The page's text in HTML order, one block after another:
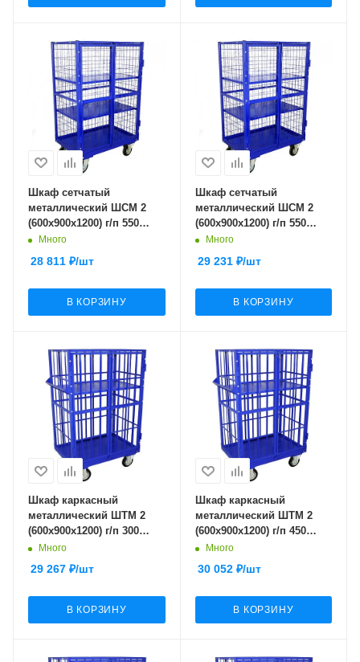
Шкаф сетчатый
металлический ШСМ 2
(600х900х1200) г/п 550
кг.200 черная резина
Много
28 811 ₽/шт
В КОРЗИНУ
Шкаф сетчатый
металлический ШСМ 2
(600х900х1200) г/п 550
кг.160 литая протекторная
Много
29 231₽/шт
В КОРЗИНУ
Шкаф каркасный
металлический ШТМ 2
(600х900х1200) г/п 300
кг.125 черная резина
Много
29 267 ₽/шт
В КОРЗИНУ
Шкаф каркасный
металлический ШТМ 2
(600х900х1200) г/п 450
кг.160 черная резина
Много
30 052₽/шт
В КОРЗИНУ